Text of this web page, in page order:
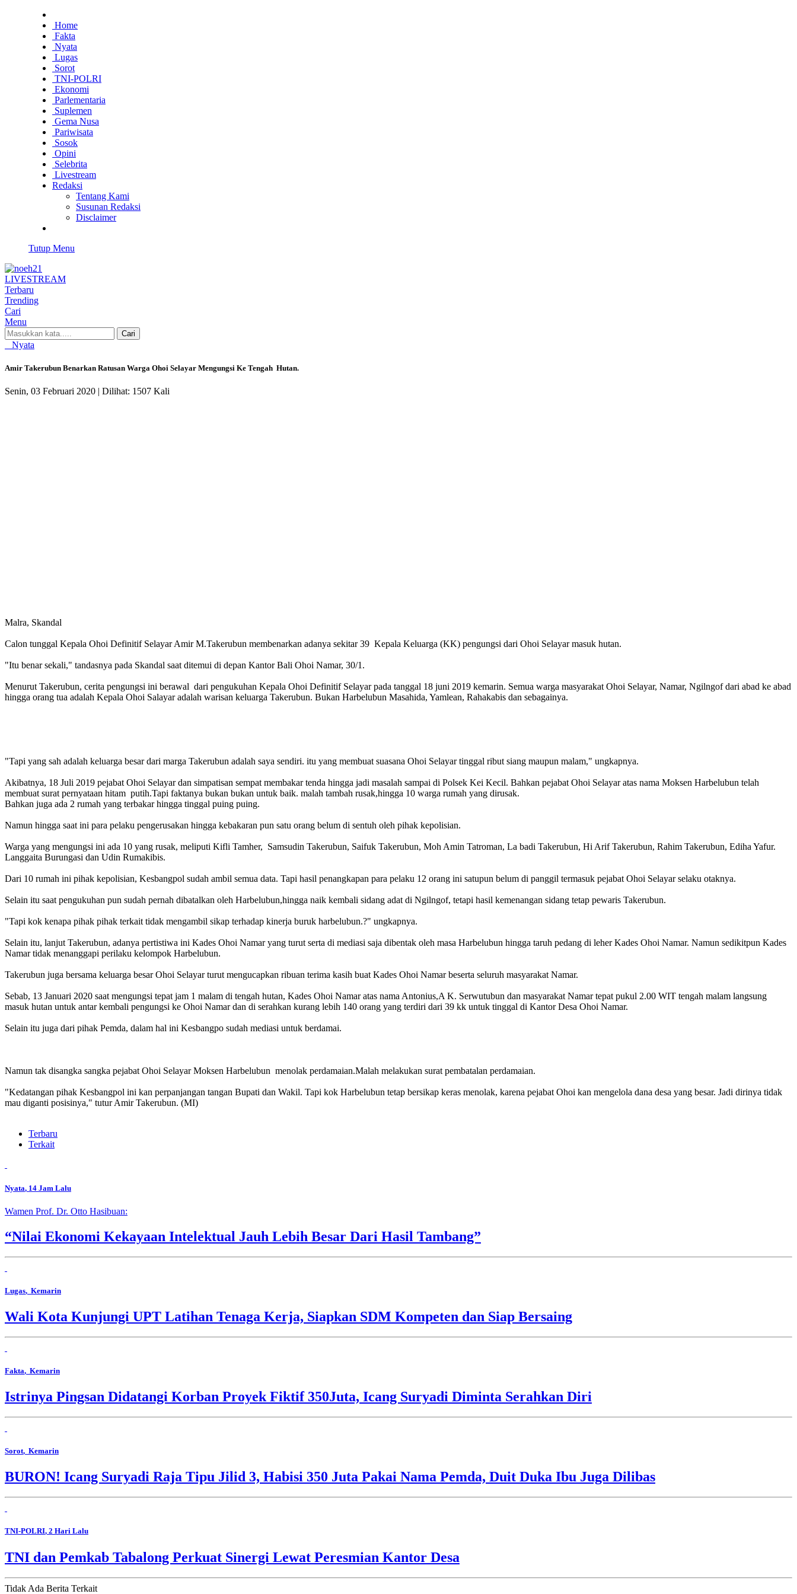
Home
Fakta
Nyata
Lugas
Sorot
TNI-POLRI
Ekonomi
Parlementaria
Suplemen
Gema Nusa
Pariwisata
Sosok
Opini
Selebrita
Livestream
Redaksi
Tentang Kami
Susunan Redaksi
Disclaimer
Tutup Menu
LIVESTREAM
Terbaru
Trending
Cari
Menu
Cari
Nyata
Amir Takerubun Benarkan Ratusan Warga Ohoi Selayar Mengungsi Ke Tengah Hutan.
Senin, 03 Februari 2020 | Dilihat: 1507 Kali
Malra, Skandal
Calon tunggal Kepala Ohoi Definitif Selayar Amir M.Takerubun membenarkan adanya sekitar 39 Kepala Keluarga (KK) pengungsi dari Ohoi Selayar masuk hutan.
"Itu benar sekali," tandasnya pada Skandal saat ditemui di depan Kantor Bali Ohoi Namar, 30/1.
Menurut Takerubun, cerita pengungsi ini berawal dari pengukuhan Kepala Ohoi Definitif Selayar pada tanggal 18 juni 2019 kemarin. Semua warga masyarakat Ohoi Selayar, Namar, Ngilngof dari abad ke abad
hingga orang tua adalah Kepala Ohoi Salayar adalah warisan keluarga Takerubun. Bukan Harbelubun Masahida, Yamlean, Rahakabis dan sebagainya.
"Tapi yang sah adalah keluarga besar dari marga Takerubun adalah saya sendiri. itu yang membuat suasana Ohoi Selayar tinggal ribut siang maupun malam," ungkapnya.
Akibatnya, 18 Juli 2019 pejabat Ohoi Selayar dan simpatisan sempat membakar tenda hingga jadi masalah sampai di Polsek Kei Kecil. Bahkan pejabat Ohoi Selayar atas nama Moksen Harbelubun telah
membuat surat pernyataan hitam putih.Tapi faktanya bukan bukan untuk baik. malah tambah rusak,hingga 10 warga rumah yang dirusak.
Bahkan juga ada 2 rumah yang terbakar hingga tinggal puing puing.
Namun hingga saat ini para pelaku pengerusakan hingga kebakaran pun satu orang belum di sentuh oleh pihak kepolisian.
Warga yang mengungsi ini ada 10 yang rusak, meliputi Kifli Tamher, Samsudin Takerubun, Saifuk Takerubun, Moh Amin Tatroman, La badi Takerubun, Hi Arif Takerubun, Rahim Takerubun, Ediha Yafur.
Langgaita Burungasi dan Udin Rumakibis.
Dari 10 rumah ini pihak kepolisian, Kesbangpol sudah ambil semua data. Tapi hasil penangkapan para pelaku 12 orang ini satupun belum di panggil termasuk pejabat Ohoi Selayar selaku otaknya.
Selain itu saat pengukuhan pun sudah pernah dibatalkan oleh Harbelubun,hingga naik kembali sidang adat di Ngilngof, tetapi hasil kemenangan sidang tetap pewaris Takerubun.
"Tapi kok kenapa pihak pihak terkait tidak mengambil sikap terhadap kinerja buruk harbelubun.?" ungkapnya.
Selain itu, lanjut Takerubun, adanya pertistiwa ini Kades Ohoi Namar yang turut serta di mediasi saja dibentak oleh masa Harbelubun hingga taruh pedang di leher Kades Ohoi Namar. Namun sedikitpun Kades
Namar tidak menanggapi perilaku kelompok Harbelubun.
Takerubun juga bersama keluarga besar Ohoi Selayar turut mengucapkan ribuan terima kasih buat Kades Ohoi Namar beserta seluruh masyarakat Namar.
Sebab, 13 Januari 2020 saat mengungsi tepat jam 1 malam di tengah hutan, Kades Ohoi Namar atas nama Antonius,A K. Serwutubun dan masyarakat Namar tepat pukul 2.00 WIT tengah malam langsung
masuk hutan untuk antar kembali pengungsi ke Ohoi Namar dan di serahkan kurang lebih 140 orang yang terdiri dari 39 kk untuk tinggal di Kantor Desa Ohoi Namar.
Selain itu juga dari pihak Pemda, dalam hal ini Kesbangpo sudah mediasi untuk berdamai.
Namun tak disangka sangka pejabat Ohoi Selayar Moksen Harbelubun menolak perdamaian.Malah melakukan surat pembatalan perdamaian.
"Kedatangan pihak Kesbangpol ini kan perpanjangan tangan Bupati dan Wakil. Tapi kok Harbelubun tetap bersikap keras menolak, karena pejabat Ohoi kan mengelola dana desa yang besar. Jadi dirinya tidak
mau diganti posisinya," tutur Amir Takerubun. (MI)
Terbaru
Terkait
Nyata, 14 Jam Lalu
Wamen Prof. Dr. Otto Hasibuan:
“Nilai Ekonomi Kekayaan Intelektual Jauh Lebih Besar Dari Hasil Tambang”
Lugas, Kemarin
Wali Kota Kunjungi UPT Latihan Tenaga Kerja, Siapkan SDM Kompeten dan Siap Bersaing
Fakta, Kemarin
Istrinya Pingsan Didatangi Korban Proyek Fiktif 350Juta, Icang Suryadi Diminta Serahkan Diri
Sorot, Kemarin
BURON! Icang Suryadi Raja Tipu Jilid 3, Habisi 350 Juta Pakai Nama Pemda, Duit Duka Ibu Juga Dilibas
TNI-POLRI, 2 Hari Lalu
TNI dan Pemkab Tabalong Perkuat Sinergi Lewat Peresmian Kantor Desa
Tidak Ada Berita Terkait